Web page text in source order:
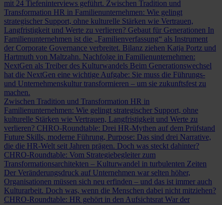
mit 24 Tiefeninterviews geführt. Zwischen Tradition und
Transformation HR in Familienunternehmen: Wie gelingt
strategischer Support, ohne kulturelle Stärken wie Vertrauen,
Langfristigkeit und Werte zu verlieren? Gebaut für Generationen In
Familienunternehmen ist die „Familienverfassung“ als Instrument
der Corporate Governance verbreitet. Bilanz ziehen Katja Portz und
Hartmuth von Maltzahn. Nachfolge in Familienunternehmen:
NextGen als Treiber des Kulturwandels Beim Generationswechsel
hat die NextGen eine wichtige Aufgabe: Sie muss die Führungs-
und Unternehmenskultur transformieren – um sie zukunftsfest zu
machen.
Zwischen Tradition und Transformation HR in
Familienunternehmen: Wie gelingt strategischer Support, ohne
kulturelle Stärken wie Vertrauen, Langfristigkeit und Werte zu
verlieren? CHRO-Roundtable: Drei HR-Mythen auf dem Prüfstand
Future Skills, moderne Führung, Purpose: Das sind drei Narrative,
die die HR-Welt seit Jahren prägen. Doch was steckt dahinter?
CHRO-Roundtable: Vom Strategiebegleiter zum
Transformationsarchitekten – Kulturwandel in turbulenten Zeiten
Der Veränderungsdruck auf Unternehmen war selten höher,
Organisationen müssen sich neu erfinden – und das ist immer auch
Kulturarbeit. Doch was, wenn die Menschen dabei nicht mitziehen?
CHRO-Roundtable: HR gehört in den Aufsichtsrat War der